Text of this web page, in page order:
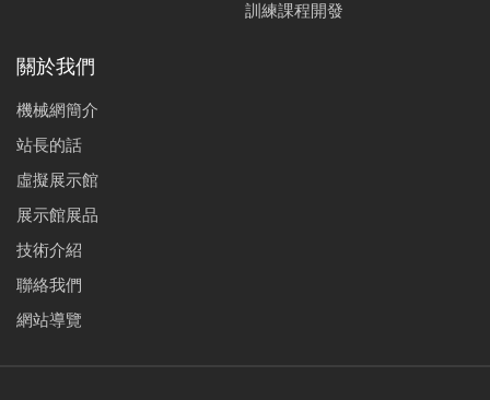
訓練課程開發
關於我們
機械網簡介
站長的話
虛擬展示館
展示館展品
技術介紹
聯絡我們
網站導覽